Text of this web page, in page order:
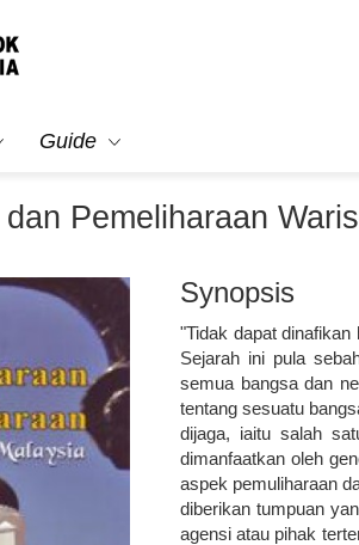
Guide
Pemeliharaan
Synopsis
"Tidak dapat
Sejarah ini pula
semua bangsa dan
tentang sesuatu
dijaga, iaitu salah
dimanfaatkan oleh
aspek pemuliharaan
diberikan tumpuan
agensi atau pihak